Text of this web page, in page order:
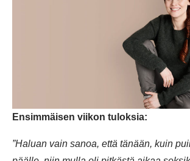
Ensimmäisen viikon tuloksia:
”Haluan vain sanoa, että tänään, kuin